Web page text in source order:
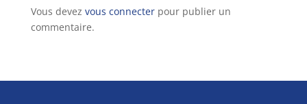
Vous devez vous connecterpour publier un
commentaire.